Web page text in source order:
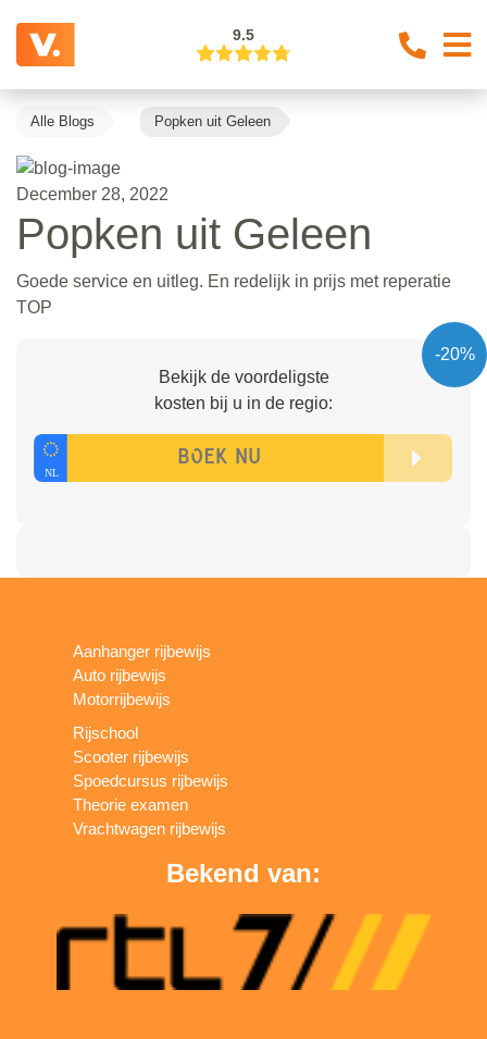
9.5
Alle Blogs Popken uit Geleen
December 28, 2022
Popken uit Geleen
Goede service en uitleg. En redelijk in prijs met reperatie
TOP
-20%
Bekijk de voordeligste
kosten bij u in de regio:
Aanhanger rijbewijs
Auto rijbewijs
Motorrijbewijs
Rijschool
Scooter rijbewijs
Spoedcursus rijbewijs
Theorie examen
Vrachtwagen rijbewijs
Bekend van: